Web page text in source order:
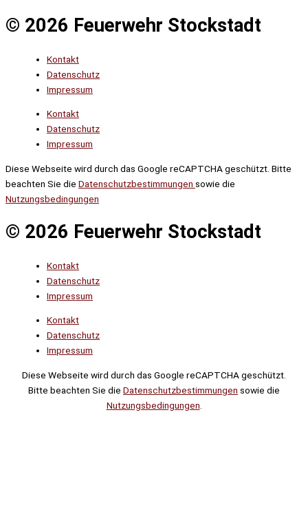
© 2026 Feuerwehr Stockstadt
Kontakt
Datenschutz
Impressum
Kontakt
Datenschutz
Impressum
Diese Webseite wird durch das Google reCAPTCHA geschützt. Bitte
beachten Sie die Datenschutzbestimmungen sowie die
Nutzungsbedingungen
© 2026 Feuerwehr Stockstadt
Kontakt
Datenschutz
Impressum
Kontakt
Datenschutz
Impressum
Diese Webseite wird durch das Google reCAPTCHA geschützt.
Bitte beachten Sie die Datenschutzbestimmungen sowie die
Nutzungsbedingungen